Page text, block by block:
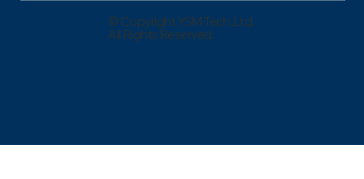
© Copyright YSM Tech.,Ltd.
All Rights Reserved.